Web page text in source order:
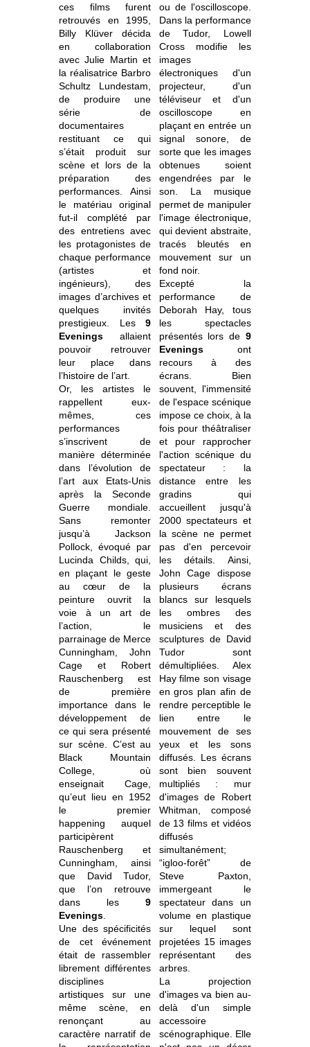
ces films furent
retrouvés en 1995,
Billy Klüver décida
en collaboration
avec Julie Martin et
la réalisatrice Barbro
Schultz Lundestam,
de produire une
série de
documentaires
restituant ce qui
s’était produit sur
scène et lors de la
préparation des
performances. Ainsi
le matériau original
fut-il complété par
des entretiens avec
les protagonistes de
chaque performance
(artistes et
ingénieurs), des
images d’archives et
quelques invités
prestigieux. Les9
Evenings allaient
pouvoir retrouver
leur place dans
l’histoire de l’art.
Or, les artistes le
rappellent eux-
mêmes, ces
performances
s’inscrivent de
manière déterminée
dans l’évolution de
l’art aux Etats-Unis
après la Seconde
Guerre mondiale.
Sans remonter
jusqu’à Jackson
Pollock, évoqué par
Lucinda Childs, qui,
en plaçant le geste
au cœur de la
peinture ouvrit la
voie à un art de
l’action, le
parrainage de Merce
Cunningham, John
Cage et Robert
Rauschenberg est
de première
importance dans le
développement de
ce qui sera présenté
sur scène. C’est au
Black Mountain
College, où
enseignait Cage,
qu’eut lieu en 1952
le premier
happening auquel
participèrent
Rauschenberg et
Cunningham, ainsi
que David Tudor,
que l’on retrouve
dans les9
Evenings
Une des spécificités
de cet événement
était de rassembler
librement différentes
disciplines
artistiques sur une
même scène, en
renonçant au
caractère narratif de
ou de l'oscilloscope.
Dans la performance
de Tudor, Lowell
Cross modifie les
images
électroniques d'un
projecteur, d'un
téléviseur et d'un
oscilloscope en
plaçant en entrée un
signal sonore, de
sorte que les images
obtenues soient
engendrées par le
son. La musique
permet de manipuler
l'image électronique,
qui devient abstraite,
tracés bleutés en
mouvement sur un
fond noir.
Excepté la
performance de
Deborah Hay, tous
les spectacles
présentés lors de 9
Eveningsont
recours à des
écrans. Bien
souvent, l'immensité
de l'espace scénique
impose ce choix, à la
fois pour théâtraliser
et pour rapprocher
l'action scénique du
spectateur : la
distance entre les
gradins qui
accueillent jusqu'à
2000 spectateurs et
la scène ne permet
pas d'en percevoir
les détails. Ainsi,
John Cage dispose
plusieurs écrans
blancs sur lesquels
les ombres des
musiciens et des
sculptures de David
Tudor sont
démultipliées. Alex
Hay filme son visage
en gros plan afin de
rendre perceptible le
lien entre le
mouvement de ses
yeux et les sons
diffusés. Les écrans
sont bien souvent
multipliés : mur
d'images de Robert
Whitman, composé
de 13 films et vidéos
diffusés
simultanément;
“igloo-forêt” de
Steve Paxton,
immergeant le
spectateur dans un
volume en plastique
sur lequel sont
projetées 15 images
représentant des
arbres.
La projection
d'images va bien au-
delà d'un simple
accessoire
scénographique. Elle